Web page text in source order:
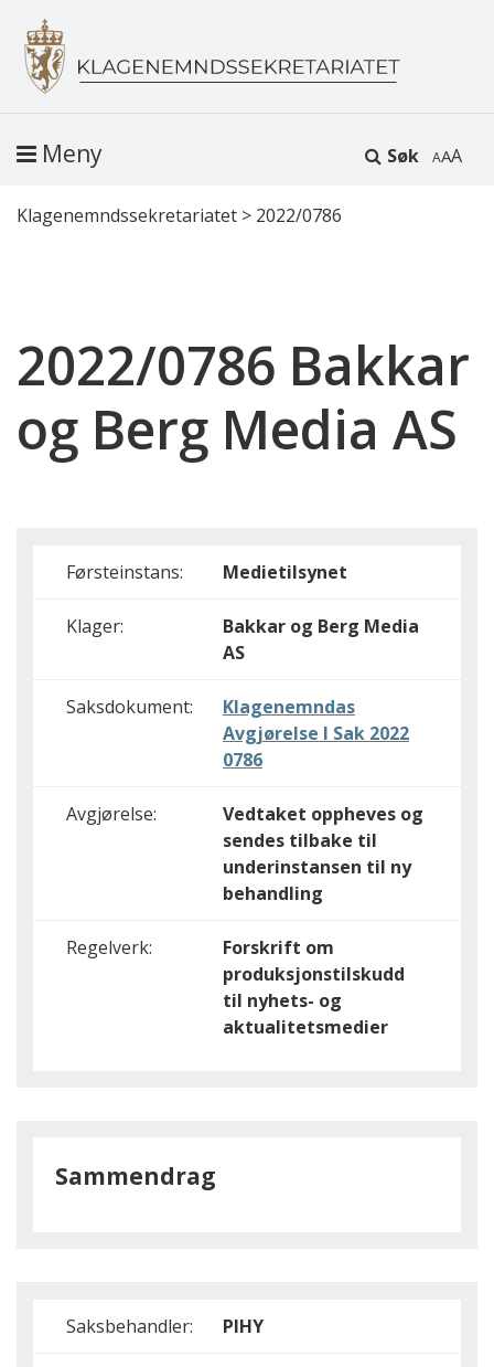
Søk A
Meny
Klagenemndssekretariatet > 2022/0786
2022/0786 Bakkar
og Berg Media AS
Førsteinstans: Medietilsynet
Klager:
Bakkar og Berg Media
AS
Saksdokument:
Klagenemndas
Avgjørelse I Sak 2022
0786
Avgjørelse:
Vedtaket oppheves og
sendes tilbake til
underinstansen til ny
behandling
Regelverk:
Forskrift om
produksjonstilskudd
til nyhets- og
aktualitetsmedier
Sammendrag
Saksbehandler: PIHY